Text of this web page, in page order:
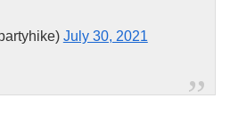
July 30, 2021